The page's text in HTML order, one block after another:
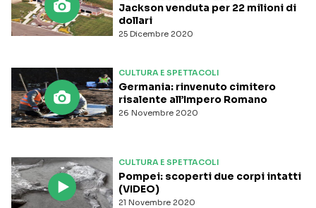
25 Dicembre 2020
Jackson venduta per 22 milioni di
dollari
CULTURA E SPETTACOLI
26 Novembre 2020
Germania: rinvenuto cimitero
risalente all’Impero Romano
CULTURA E SPETTACOLI
21 Novembre 2020
Pompei: scoperti due corpi intatti
(VIDEO)